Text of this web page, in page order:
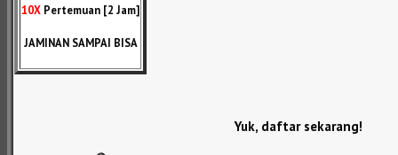
10X Pertemuan [2 Jam]
JAMINAN SAMPAI BISA
Yuk, daftar sekarang!